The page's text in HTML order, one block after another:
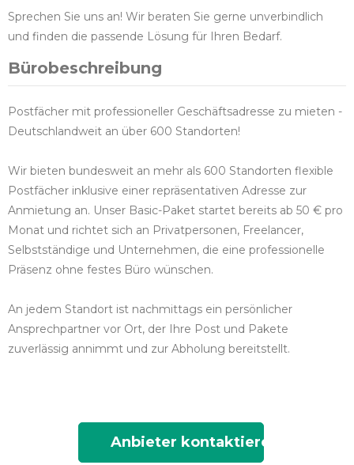
Sprechen Sie uns an! Wir beraten Sie gerne unverbindlich
und finden die passende Lösung für Ihren Bedarf.
Bürobeschreibung
Postfächer mit professioneller Geschäftsadresse zu mieten -
Deutschlandweit an über 600 Standorten!
Wir bieten bundesweit an mehr als 600 Standorten flexible
Postfächer inklusive einer repräsentativen Adresse zur
Anmietung an. Unser Basic-Paket startet bereits ab 50 € pro
Monat und richtet sich an Privatpersonen, Freelancer,
Selbstständige und Unternehmen, die eine professionelle
Präsenz ohne festes Büro wünschen.
An jedem Standort ist nachmittags ein persönlicher
Ansprechpartner vor Ort, der Ihre Post und Pakete
zuverlässig annimmt und zur Abholung bereitstellt.
Anbieter kontaktieren